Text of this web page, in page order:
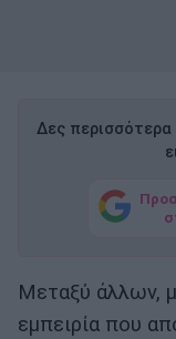
Δες
Μεταξύ άλλων,
εμπειρία που